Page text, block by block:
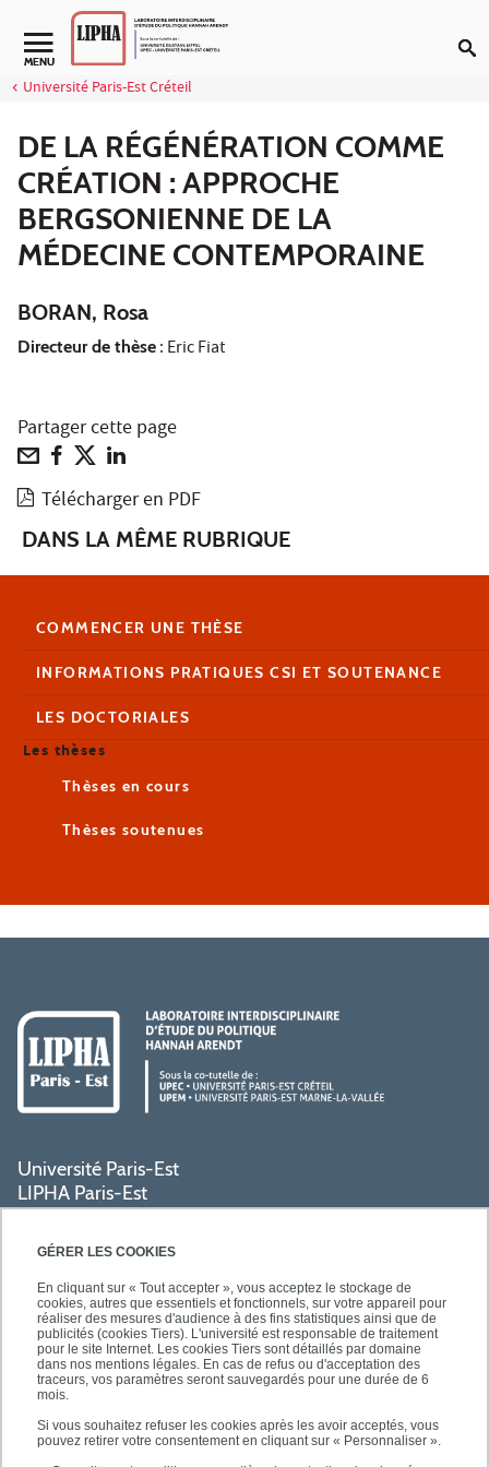
GÉRER LES COOKIES
En cliquant sur « Tout accepter », vous acceptez le stockage de
cookies, autres que essentiels et fonctionnels, sur votre appareil pour
réaliser des mesures d'audience à des fins statistiques ainsi que de
publicités (cookies Tiers). L'université est responsable de traitement
pour le site Internet. Les cookies Tiers sont détaillés par domaine
dans nos mentions légales. En cas de refus ou d'acceptation des
traceurs, vos paramètres seront sauvegardés pour une durée de 6
mois.
Si vous souhaitez refuser les cookies après les avoir acceptés, vous
pouvez retirer votre consentement en cliquant sur « Personnaliser ».
Aller au contenu
Navigation secondaire
MENU
Université Paris-Est Créteil
DE LA RÉGÉNÉRATION COMME
CRÉATION : APPROCHE
BERGSONIENNE DE LA
MÉDECINE CONTEMPORAINE
BORAN, Rosa
Directeur de thèse : Eric Fiat
Partager cette page
Télécharger en PDF
DANS LA MÊME RUBRIQUE
COMMENCER UNE THÈSE
INFORMATIONS PRATIQUES CSI ET SOUTENANCE
LES DOCTORIALES
Les thèses
Thèses en cours
Thèses soutenues
Université Paris-Est
LIPHA Paris-Est
Campus Centre de Créteil
61, avenue du Général de Gaulle
PRATIQUE
ACCÈS RAPIDES